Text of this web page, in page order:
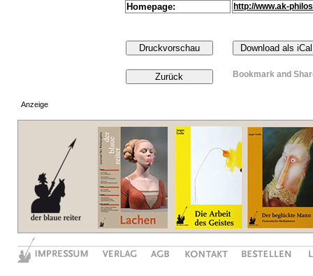
Homepage:
http://www.ak-
Anzeige